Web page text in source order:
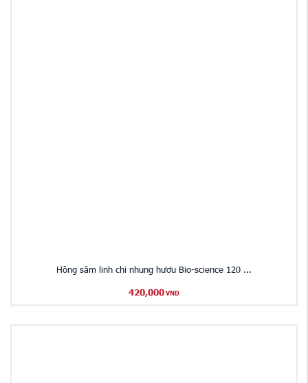
Hồng sâm linh chi nhung hươu Bio-science 120 ...
420,000 VND